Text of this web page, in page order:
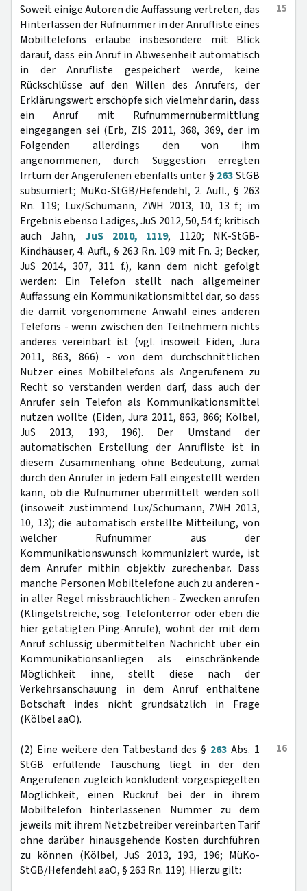
15
Soweit einige Autoren die Auffassung vertreten, das
Hinterlassen der Rufnummer in der Anrufliste eines
Mobiltelefons erlaube insbesondere mit Blick
darauf, dass ein Anruf in Abwesenheit automatisch
in der Anrufliste gespeichert werde, keine
Rückschlüsse auf den Willen des Anrufers, der
Erklärungswert erschöpfe sich vielmehr darin, dass
ein Anruf mit Rufnummernübermittlung
eingegangen sei (Erb, ZIS 2011, 368, 369, der im
Folgenden allerdings den von ihm
angenommenen, durch Suggestion erregten
Irrtum der Angerufenen ebenfalls unter § 263StGB
subsumiert; MüKo-StGB/Hefendehl, 2. Aufl., § 263
Rn. 119; Lux/Schumann, ZWH 2013, 10, 13 f.; im
Ergebnis ebenso Ladiges, JuS 2012, 50, 54 f.; kritisch
auch Jahn, JuS 2010, 1119, 1120; NK-StGB-
Kindhäuser, 4. Aufl., § 263 Rn. 109 mit Fn. 3; Becker,
JuS 2014, 307, 311 f.), kann dem nicht gefolgt
werden: Ein Telefon stellt nach allgemeiner
Auffassung ein Kommunikationsmittel dar, so dass
die damit vorgenommene Anwahl eines anderen
Telefons - wenn zwischen den Teilnehmern nichts
anderes vereinbart ist (vgl. insoweit Eiden, Jura
2011, 863, 866) - von dem durchschnittlichen
Nutzer eines Mobiltelefons als Angerufenem zu
Recht so verstanden werden darf, dass auch der
Anrufer sein Telefon als Kommunikationsmittel
nutzen wollte (Eiden, Jura 2011, 863, 866; Kölbel,
JuS 2013, 193, 196). Der Umstand der
automatischen Erstellung der Anrufliste ist in
diesem Zusammenhang ohne Bedeutung, zumal
durch den Anrufer in jedem Fall eingestellt werden
kann, ob die Rufnummer übermittelt werden soll
(insoweit zustimmend Lux/Schumann, ZWH 2013,
10, 13); die automatisch erstellte Mitteilung, von
welcher Rufnummer aus der
Kommunikationswunsch kommuniziert wurde, ist
dem Anrufer mithin objektiv zurechenbar. Dass
manche Personen Mobiltelefone auch zu anderen -
in aller Regel missbräuchlichen - Zwecken anrufen
(Klingelstreiche, sog. Telefonterror oder eben die
hier getätigten Ping-Anrufe), wohnt der mit dem
Anruf schlüssig übermittelten Nachricht über ein
Kommunikationsanliegen als einschränkende
Möglichkeit inne, stellt diese nach der
Verkehrsanschauung in dem Anruf enthaltene
Botschaft indes nicht grundsätzlich in Frage
(Kölbel aaO).
16
(2) Eine weitere den Tatbestand des § 263 Abs. 1
StGB erfüllende Täuschung liegt in der den
Angerufenen zugleich konkludent vorgespiegelten
Möglichkeit, einen Rückruf bei der in ihrem
Mobiltelefon hinterlassenen Nummer zu dem
jeweils mit ihrem Netzbetreiber vereinbarten Tarif
ohne darüber hinausgehende Kosten durchführen
zu können (Kölbel, JuS 2013, 193, 196; MüKo-
StGB/Hefendehl aaO, § 263 Rn. 119). Hierzu gilt: